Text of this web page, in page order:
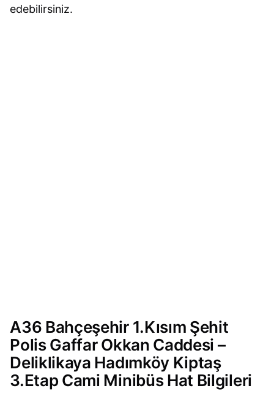
edebilirsiniz.
A36 Bahçeşehir 1.Kısım Şehit
Polis Gaffar Okkan Caddesi –
Deliklikaya Hadımköy Kiptaş
3.Etap Cami Minibüs Hat Bilgileri